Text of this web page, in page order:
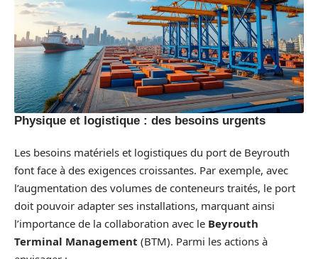
Physique et logistique : des besoins urgents
Les besoins matériels et logistiques du port de Beyrouth
font face à des exigences croissantes. Par exemple, avec
l’augmentation des volumes de conteneurs traités, le port
doit pouvoir adapter ses installations, marquant ainsi
l’importance de la collaboration avec le Beyrouth
Terminal Management (BTM). Parmi les actions à